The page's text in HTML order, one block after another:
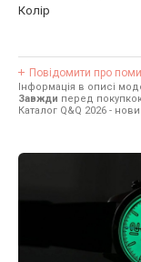
Колір
Повідомити про
Інформація в описі
Завжди перед
Каталог Q&Q 2026 -